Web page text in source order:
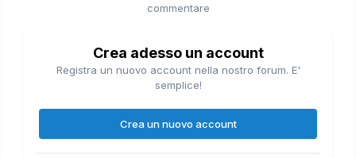
commentare
Crea adesso un account
Registra un nuovo account nella nostro forum. E'
semplice!
Crea un nuovo account